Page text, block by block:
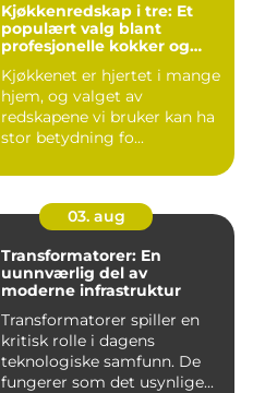
Kjøkkenredskap i tre: Et
populært valg blant
profesjonelle kokker og
Kjøkkenet er hjertet i mange
hjem, og valget av
redskapene vi bruker kan ha
stor betydning fo...
03. aug
Transformatorer: En
uunnværlig del av
moderne infrastruktur
Transformatorer spiller en
kritisk rolle i dagens
teknologiske samfunn. De
fungerer som det usynlige...